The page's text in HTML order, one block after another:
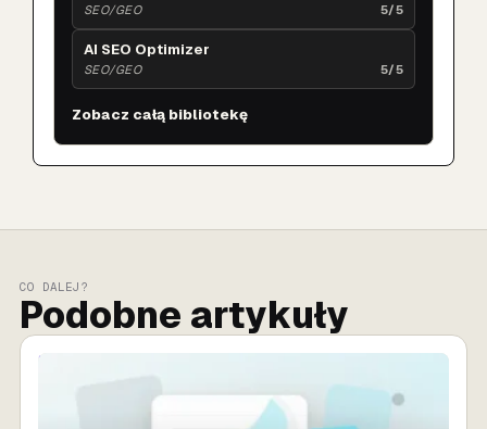
SEO/GEO 5/5
AI SEO Optimizer
SEO/GEO 5/5
Zobacz całą bibliotekę
CO DALEJ?
Podobne artykuły
SPRZEDAŻ AI